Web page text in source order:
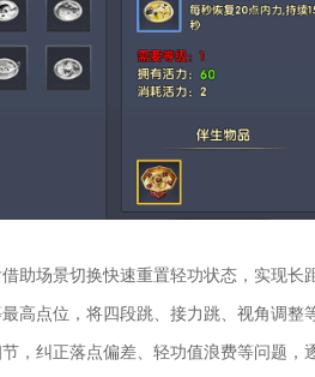
助场景切换快速重置轻功状态，实现长
高点位，将四段跳、接力跳、视角调整
，纠正落点偏差、轻功值浪费等问题，